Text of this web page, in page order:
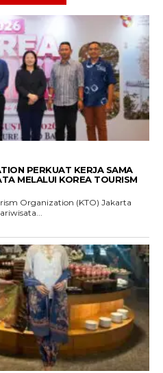
PERKUAT KERJA SAMA
MELALUI KOREA TOURISM
Organization (KTO) Jakarta